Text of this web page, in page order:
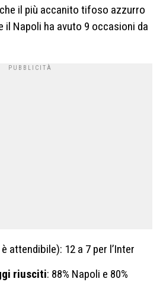
il più accanito tifoso azzurro
il Napoli ha avuto 9 occasioni da
attendibile): 12 a 7 per l’Inter
riusciti: 88% Napoli e 80%